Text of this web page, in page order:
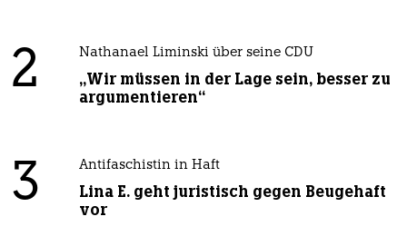
2 Nathanael Liminski über seine CDU
„Wir müssen in der Lage sein, besser zu
argumentieren“
3 Antifaschistin in Haft
Lina E. geht juristisch gegen Beugehaft
vor